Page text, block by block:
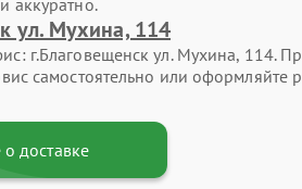
ул. Мухина, 114
г.Благовещенск ул. Мухина, 114.
самостоятельно или оформляйте
доставке